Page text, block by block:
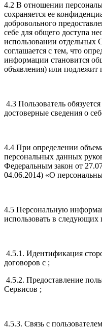
4.2 В отношении
сохраняется ее
добровольного
себе для общего доступа
использовании отдельных
соглашается с тем, что
информации становится
объявления) или подлежит
4.3 Пользователь
достоверные сведения о
4.4 При определении
персональных данных
Федеральным закон от
04.06.2014) «О
4.5 Персональную
использовать в следующих
4.5.1. Идентификация
договоров с ;
4.5.2. Предоставление
Сервисов ;
4.5.3. Связь с